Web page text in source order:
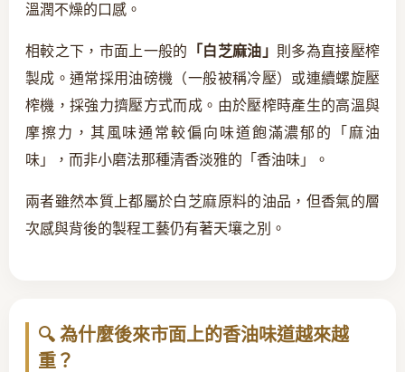
溫潤不燥的口感。
相較之下，市面上一般的 「白芝麻油」 則多為直接壓榨
製成。通常採用油磅機（一般被稱冷壓）或連續螺旋壓
榨機，採強力擠壓方式而成。由於壓榨時產生的高溫與
摩擦力，其風味通常較偏向味道飽滿濃郁的「麻油
味」，而非小磨法那種清香淡雅的「香油味」。
兩者雖然本質上都屬於白芝麻原料的油品，但香氣的層
次感與背後的製程工藝仍有著天壤之別。
🔍 為什麼後來市面上的香油味道越來越
重？